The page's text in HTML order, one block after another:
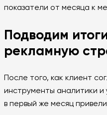
показатели от месяца к
Подводим
рекламную
После того, как клиент
инструменты аналитики и
в первый же месяц